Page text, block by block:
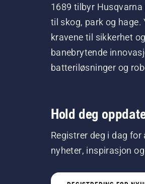
1689 tilbyr
til skog, park og
kravene til sikkerhet
banebrytende
batteriløsninger og
Hold deg
Registrer deg i dag
nyheter, inspirasjon